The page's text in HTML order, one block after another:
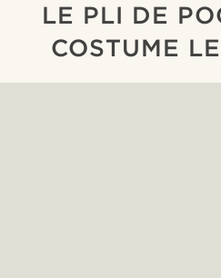
LE PLI DE
COSTUME